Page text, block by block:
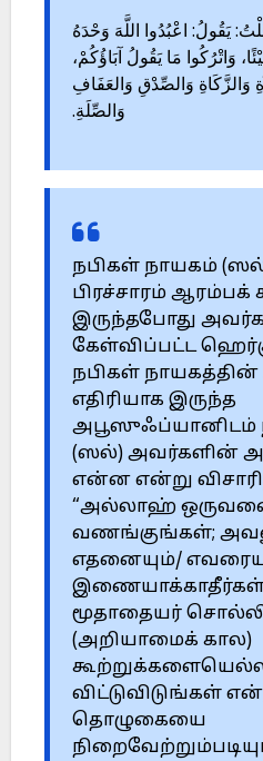
يَقُولُ: اعْبُدُوا اللَّهَ وَحْدَهُ
وَاتْرُكُوا مَا يَقُولُ آبَاؤُكُمْ،
وَالزَّكَاةِ وَالصِّدْقِ وَالعَفَافِ
وَالصِّلَةِ.
நபிகள் நாயகம்
பிரச்சாரம் ஆரம்பக்
இருந்தபோது
கேள்விப்பட்ட
நபிகள்
எதிரியாக இருந்த
அபூஸுஃப்யானிடம்
(ஸல்) அவர்களின்
என்ன என்று
“அல்லாஹ்
வணங்குங்கள்;
எதனையும்/
மூதாதையர்
(அறியாமைக் கால)
விட்டுவிடுங்கள்
தொழுகையை